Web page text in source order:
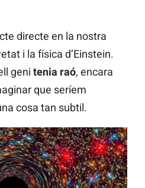
directe en la nostra
i la física d’Einstein.
geni tenia raó, encara
que seríem
cosa tan subtil.